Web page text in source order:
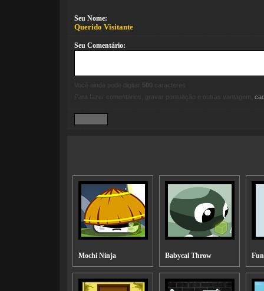
Seu Nome:
Querido Visitante
Seu Comentário:
500
Para fazer comentários, gravar pontuação e outras vantagem,
Mochi Ninja Babycal Throw